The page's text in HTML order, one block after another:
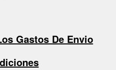
Gastos De Envio